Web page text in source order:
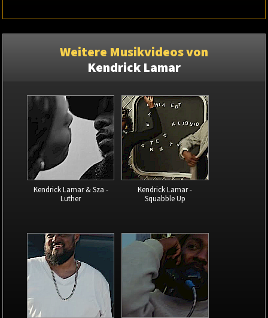
Weitere Musikvideos von
Kendrick Lamar
Kendrick Lamar & Sza -
Luther
Kendrick Lamar -
Squabble Up